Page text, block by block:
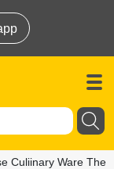
Culiinary Ware The